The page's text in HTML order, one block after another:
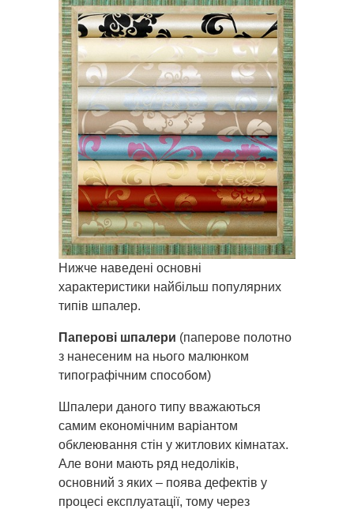
Нижче наведені основні
характеристики найбільш популярних
типів шпалер.
Паперові шпалери (паперове полотно
з нанесеним на нього малюнком
типографічним способом)
Шпалери даного типу вважаються
самим економічним варіантом
обклеювання стін у житлових кімнатах.
Але вони мають ряд недоліків,
основний з яких – поява дефектів у
процесі експлуатації, тому через